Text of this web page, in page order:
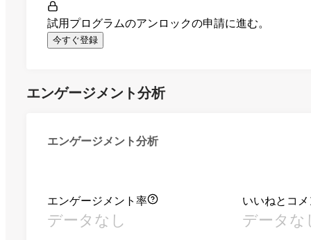
試用プログラムのアンロックの申請に進む。
今すぐ登録
エンゲージメント分析
エンゲージメント分析
エンゲージメント率
データなし
いいねとコ
データな